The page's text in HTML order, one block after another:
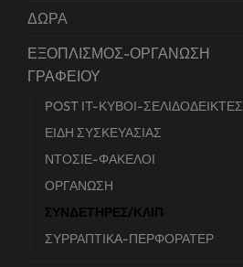
ΔΩΡΑ
ΕΞΟΠΛΙΣΜΟΣ-ΟΡΓΑΝΩΣΗ
ΓΡΑΦΕΙΟΥ
POST IT-ΚΥΒΟΙ-ΣΕΛΙΔΟΔΕΙΚΤΕΣ
ΕΙΔΗ ΣΥΣΚΕΥΑΣΙΑΣ
ΝΤΟΣΙΕ-ΦΑΚΕΛΟΙ
ΟΡΓΑΝΩΣΗ
ΣΥΝΔΕΤΗΡΕΣ/ΚΛΙΠ
ΣΥΡΡΑΠΤΙΚΑ-ΠΕΡΦΟΡΑΤΕΡ